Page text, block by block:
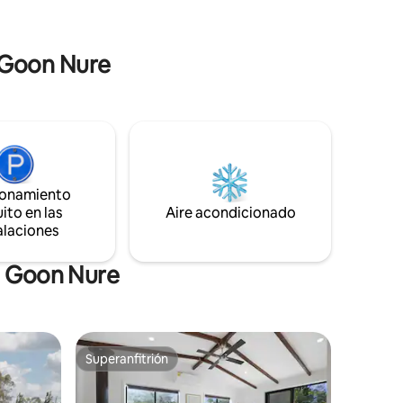
chimenea para atender todas tus
Nure
en las
Aire acondicionado
Nure
Superanfitrión
Superanfitrión